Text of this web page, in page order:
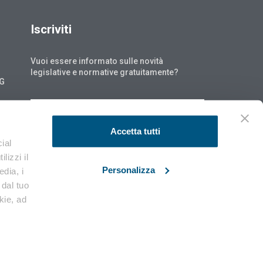
il
i
tuo
ad
Accetta tutti
Personalizza
Iscriviti
Vuoi essere informato sulle novità
legislative e normative gratuitamente?
ISCRIVITI